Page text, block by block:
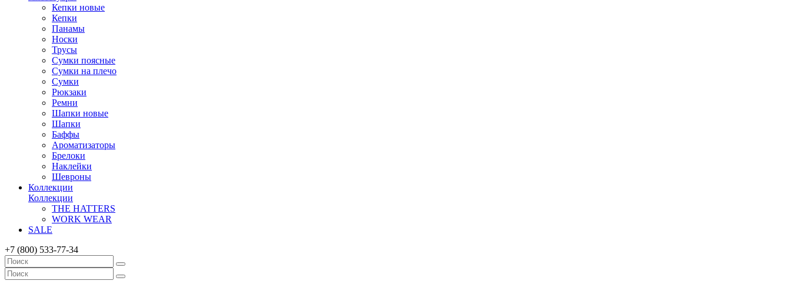
Кепки новые
Кепки
Панамы
Носки
Трусы
Сумки поясные
Сумки на плечо
Сумки
Рюкзаки
Ремни
Шапки новые
Шапки
Баффы
Ароматизаторы
Брелоки
Наклейки
Шевроны
Коллекции
Коллекции
THE HATTERS
WORK WEAR
SALE
+7 (800) 533-77-34